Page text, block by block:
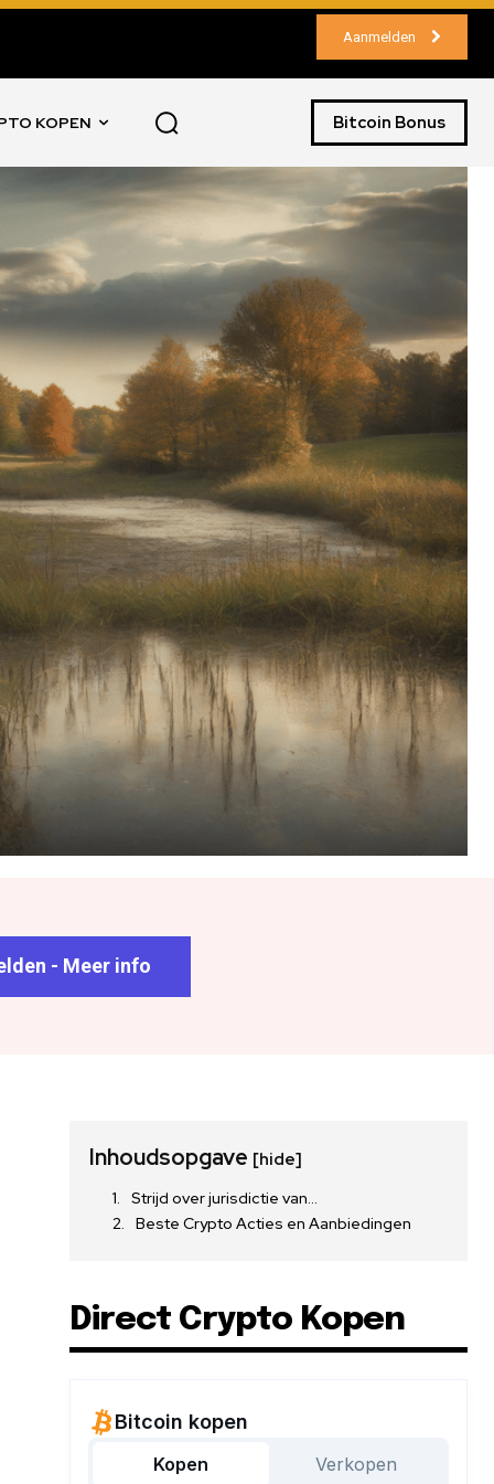
Aanmelden
KOPEN Bitcoin Bonus
- Meer info
Inhoudsopgave [hide]
Strijd over jurisdictie van…
Beste Crypto Acties en Aanbiedingen
Direct Crypto Kopen